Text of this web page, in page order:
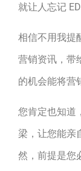
就让人忘记
相信不用我提
营销资讯，带
的机会能将营
您肯定也知道
梁，让您能亲
然，前提是您